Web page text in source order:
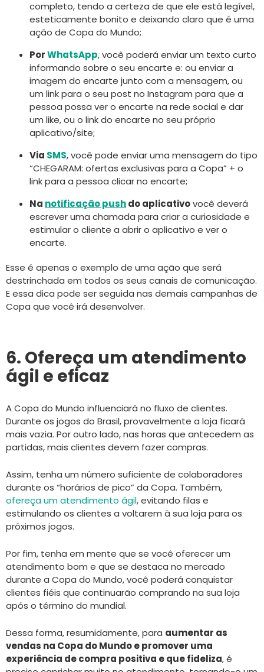
completo, tendo a certeza de que ele está legível,
esteticamente bonito e deixando claro que é uma
ação de Copa do Mundo;
PorWhatsApp, você poderá enviar um texto curto
informando sobre o seu encarte e: ou enviar a
imagem do encarte junto com a mensagem, ou
um link para o seu post no Instagram para que a
pessoa possa ver o encarte na rede social e dar
um like, ou o link do encarte no seu próprio
aplicativo/site;
Via SMS, você pode enviar uma mensagem do tipo
“CHEGARAM: ofertas exclusivas para a Copa” + o
link para a pessoa clicar no encarte;
Na notificação pushdo aplicativovocê deverá
escrever uma chamada para criar a curiosidade e
estimular o cliente a abrir o aplicativo e ver o
encarte.
Esse é apenas o exemplo de uma ação que será
destrinchada em todos os seus canais de comunicação.
E essa dica pode ser seguida nas demais campanhas de
Copa que você irá desenvolver.
6. Ofereça um atendimento
ágil e eficaz
A Copa do Mundo influenciará no fluxo de clientes.
Durante os jogos do Brasil, provavelmente a loja ficará
mais vazia. Por outro lado, nas horas que antecedem as
partidas, mais clientes devem fazer compras.
Assim, tenha um número suficiente de colaboradores
durante os “horários de pico” da Copa. Também,
ofereça um atendimento ágil, evitando filas e
estimulando os clientes a voltarem à sua loja para os
próximos jogos.
Por fim, tenha em mente que se você oferecer um
atendimento bom e que se destaca no mercado
durante a Copa do Mundo, você poderá conquistar
clientes fiéis que continuarão comprando na sua loja
após o término do mundial.
Dessa forma, resumidamente, para aumentar as
vendas na Copa do Mundo e promover uma
experiência de compra positiva e que fideliza, é